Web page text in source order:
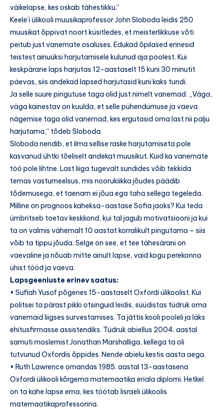
väikelapse, kes oskab tähestikku.“
Keele’i ülikooli muusikaprofessor John Sloboda leidis 250
muusikat õppivat noort küsitledes, et meisterlikkuse võti
peitub just vanemate osaluses. Edukad õpilased erinesid
teistest ainuüksi harjutamisele kulunud aja poolest. Kui
keskpärane laps harjutas 12-aastaselt 15 kuni 30 minutit
päevas, siis andekad lapsed harjutasid kuni kaks tundi.
Ja selle suure pingutuse taga olid just nimelt vanemad. „Väga,
väga kainestav on kuulda, et selle pühendumuse ja vaeva
nägemise taga olid vanemad, kes ergutasid oma last nii palju
harjutama,“ tõdeb Sloboda.
Sloboda nendib, et ilma sellise raske harjutamiseta pole
kasvanud ühtki tõeliselt andekat muusikut. Kuid ka vanemate
töö pole lihtne. Last liiga tugevalt sundides võib tekkida
temas vastumeelsus, mis noorukiikka jõudes päädib
tõdemusega, et taenam ei jõua ega taha sellega tegeleda.
Milline on prognoos kaheksa-aastase Sofia jaoks? Kui teda
ümbritseb toetav keskkond, kui tal jagub motivatsiooni ja kui
ta on valmis vähemalt 10 aastat korralikult pingutama – siis
võib ta tippu jõuda. Selge on see, et tee tähesärani on
vaevaline ja nõuab mitte ainult lapse, vaid kogu perekonna
ühist tööd ja vaeva.
Lapsgeeniuste erinev saatus:
• Sufiah Yusof põgenes 15-aastaselt Oxfordi ülikoolist. Kui
politsei ta pärast pikki otsinguid leidis, süüdistas tüdruk oma
vanemaid liigses survestamises. Ta jättis kooli pooleli ja läks
ehitusfirmasse assistendiks. Tüdruk abiellus 2004. aastal
samuti moslemist Jonathan Marshalliga, kellega ta oli
tutvunud Oxfordis õppides. Nende abielu kestis aasta aega.
• Ruth Lawrence omandas 1985. aastal 13-aastasena
Oxfordi ülikooli kõrgema matemaatika eriala diplomi. Hetkel
on ta kahe lapse ema, kes töötab Iisraeli ülikoolis
matemaatikaprofessorina.